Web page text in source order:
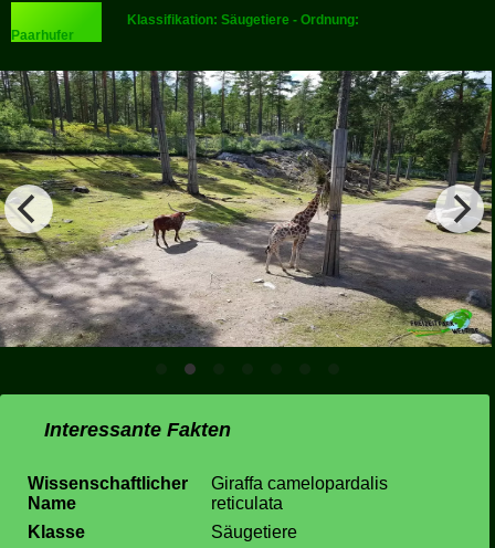
Klassifikation: Säugetiere - Ordnung:
Paarhufer
Interessante Fakten
Wissenschaftlicher
Name
Giraffa camelopardalis
reticulata
Klasse
Säugetiere